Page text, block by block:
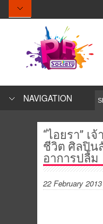
NAVIGATION
“ไอยรา” เ
ชีวิต ศิลปิน
อาการปลื้ม
22 February